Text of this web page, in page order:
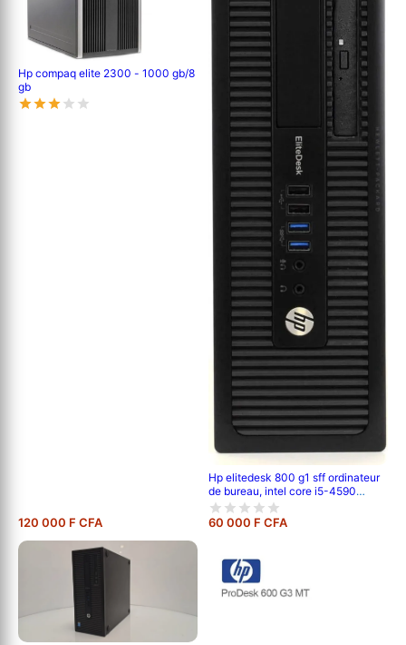
Hp compaq elite 2300 - 1000 gb/8
gb
120 000 F CFA
Hp elitedesk 800 g1 sff ordinateur
de bureau, intel core i5-4590
jusqu'à 3,7 ghz, 8 go de ram, hdd
500 go
60 000 F CFA